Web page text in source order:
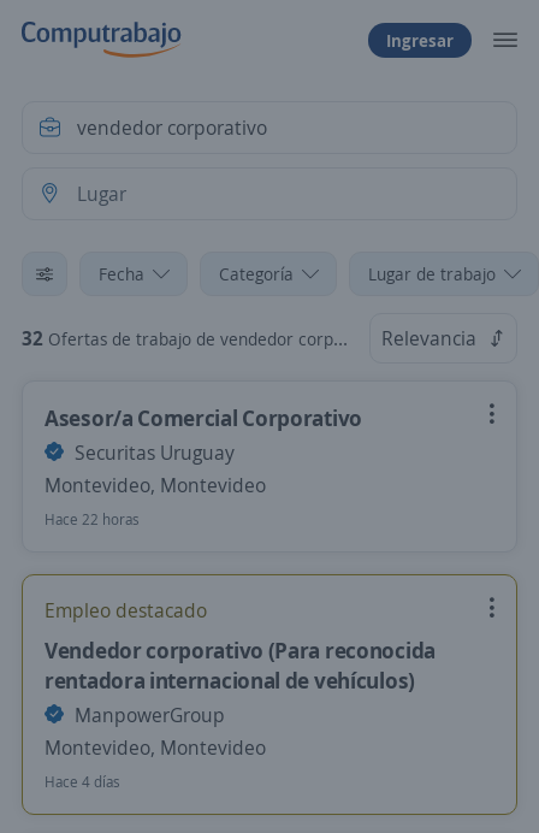
Ingresar
Fecha Categoría Lugar de trabajo
32 Ofertas de trabajo de vendedor corporativo Relevancia
Asesor/a Comercial Corporativo
Securitas Uruguay
Montevideo, Montevideo
Hace 22 horas
Empleo destacado
Vendedor corporativo (Para reconocida
rentadora internacional de vehículos)
ManpowerGroup
Montevideo, Montevideo
Hace 4 días